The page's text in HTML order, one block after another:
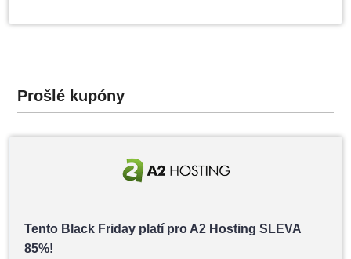
Prošlé kupóny
Tento Black Friday platí pro A2 Hosting SLEVA
85%!